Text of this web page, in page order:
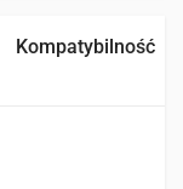
Kompatybilność